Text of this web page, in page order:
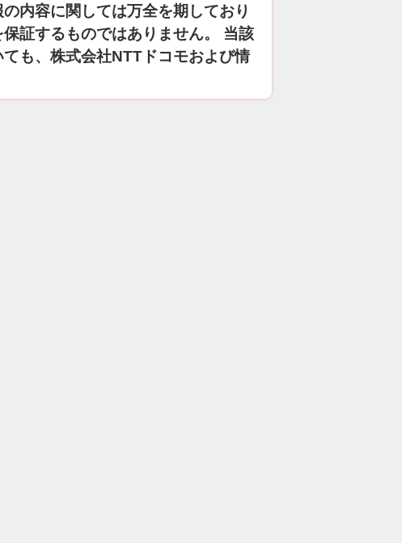
内容に関しては万全を期しており
証するものではありません。 当該
も、株式会社NTTドコモおよび情